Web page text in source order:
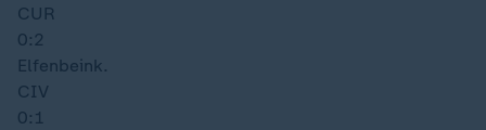
CUR
0:2
Elfenbeink.
CIV
0:1